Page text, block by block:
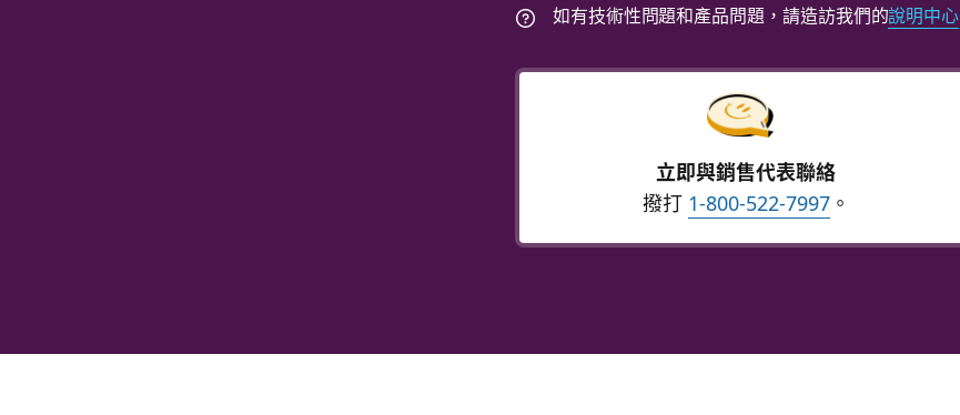
如有技術性問題和產品問題，請造訪我們的說明中心
立即與銷售代表聯絡
撥打 1-800-522-7997。